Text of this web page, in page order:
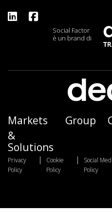
Social Factor
è un brand di
Markets
&
Solutions
Group
Privacy
Policy
| Cookie
Policy
| Social
Policy